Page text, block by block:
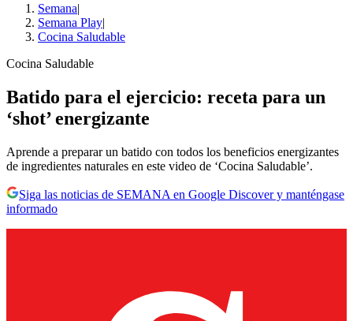
Semana|
Semana Play|
Cocina Saludable
Cocina Saludable
Batido para el ejercicio: receta para un
‘shot’ energizante
Aprende a preparar un batido con todos los beneficios energizantes
de ingredientes naturales en este video de ‘Cocina Saludable’.
Siga las noticias de SEMANA en Google Discover y manténgase
informado